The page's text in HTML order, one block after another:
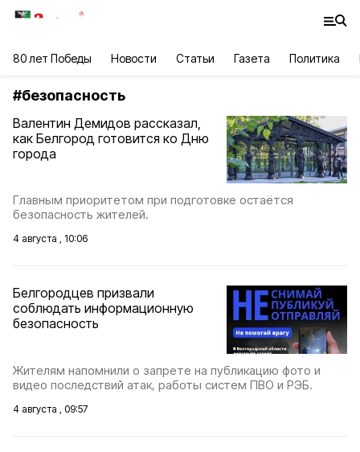
80 лет Победы Новости Статьи Газета Политика
#безопасность
Валентин Демидов рассказал,
как Белгород готовится ко Дню
города
Главным приоритетом при подготовке остаётся
безопасность жителей.
4 августа , 10:06
Белгородцев призвали
соблюдать информационную
безопасность
Жителям напомнили о запрете на публикацию фото и
видео последствий атак, работы систем ПВО и РЭБ.
4 августа , 09:57